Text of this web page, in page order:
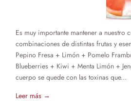
Es muy importante mantener a
combinaciones de distintas frutas y
Pepino Fresa + Limón + Pomelo
Blueberries + Kiwi + Menta Limón +
cuerpo se quede con las toxinas que...
Leer más →